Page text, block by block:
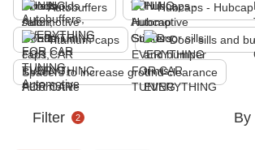
Autobuffers Hubcaps -
Titanium caps Door sills and
Spacers to increase ground clearance
Filter 2 By